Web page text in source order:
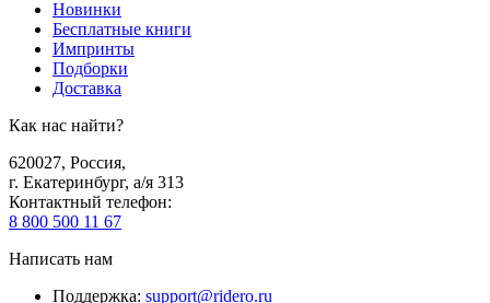
Новинки
Бесплатные книги
Импринты
Подборки
Доставка
Как нас найти?
620027, Россия,
г. Екатеринбург, а/я 313
Контактный телефон:
8 800 500 11 67
Написать нам
Поддержка: support@ridero.ru